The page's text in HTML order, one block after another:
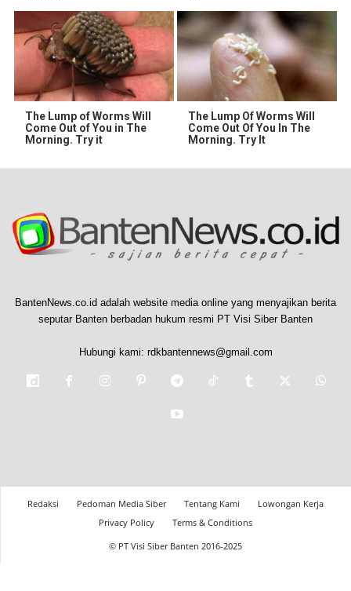
The Lump of Worms Will
Come Out of You in The
Morning. Try it
The Lump Of Worms Will
Come Out Of You In The
Morning. Try It
BantenNews.co.id adalah website media online yang menyajikan berita
seputar Banten berbadan hukum resmi PT Visi Siber Banten
Hubungi kami: rdkbantennews@gmail.com
Redaksi Pedoman Media Siber Tentang Kami
Lowongan Kerja
Privacy Policy
Terms & Conditions
© PT Visi Siber Banten 2016-2025